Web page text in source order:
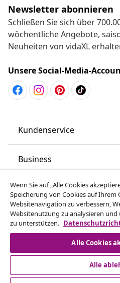
Newsletter abonnieren
Schließen Sie sich über
wöchentliche Angebote,
Neuheiten von vidaXL
Unsere Social-Media-
Kundenservice
Business
vidaXL
Mehr entdecken
Wenn Sie auf „Alle Cookies
Speicherung von Cookies auf Ihrem
Websitenavigation zu verbessern,
Websitenutzung zu analysieren
zu unterstützen.
Alle Cookies
Alle